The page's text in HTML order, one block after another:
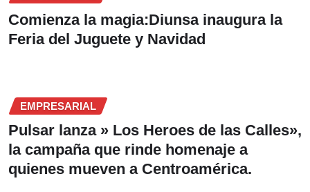
Comienza la magia:Diunsa inaugura la
Feria del Juguete y Navidad
EMPRESARIAL
Pulsar lanza » Los Heroes de las Calles»,
la campaña que rinde homenaje a
quienes mueven a Centroamérica.